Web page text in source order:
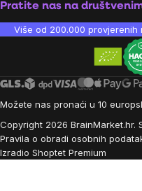
Pratite nas na
Više od 200.000 provjerenih
Možete nas pronaći u 10
Copyright 2026 BrainMarket.hr.
Pravila o obradi osobnih
Izradio Shoptet Premium